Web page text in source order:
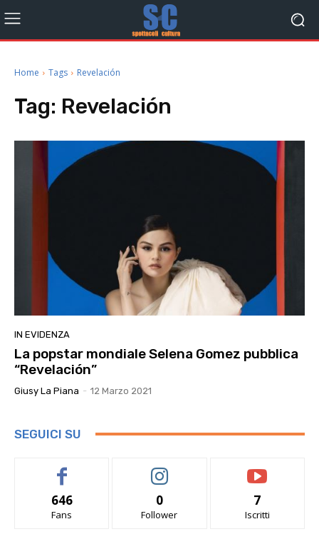
Home Tags Revelación
Tag: Revelación
IN EVIDENZA
La popstar mondiale Selena Gomez pubblica
“Revelación”
Giusy La Piana - 12 Marzo 2021
SEGUICI SU
646
Fans
0
Follower
7
Iscritti